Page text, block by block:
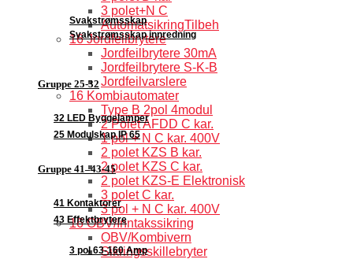
Svakstrømsskap
Svakstrømsskap innredning
Gruppe 25-32
32 LED Byggelamper
25 Modulskap IP 65
Gruppe 41–43-45
41 Kontaktorer
43 Effektbrytere
3 pol 63-160 Amp
3 polet+N C
AutomatsikringTilbeh
16 Jordfeilbrytere
Jordfeilbrytere 30mA
Jordfeilbrytere S-K-B
Jordfeilvarslere
16 Kombiautomater
Type B 2pol 4modul
2 Polet AFDD C kar.
1 pol + N C kar. 400V
2 polet KZS B kar.
2 polet KZS C kar.
2 polet KZS-E Elektronisk
3 polet C kar.
3 pol + N C kar. 400V
16 OBV/Inntakssikring
OBV/Kombivern
Sikringsskillebryter